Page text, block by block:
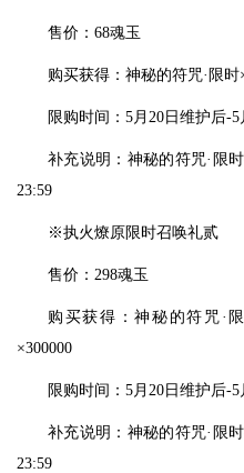
售价：68魂玉
购买获得：神秘的符咒·限时
限购时间：5月20日维护后-5
补充说明：神秘的符咒·限
23:59
※执火燎原限时召唤礼贰
售价：298魂玉
购买获得：神秘的符咒·
×300000
限购时间：5月20日维护后-5
补充说明：神秘的符咒·限
23:59